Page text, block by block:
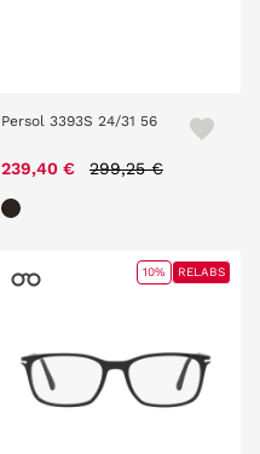
Persol 3393S 24/31 56
239,40 € Price reduced from
299,25 €
10% RELABS